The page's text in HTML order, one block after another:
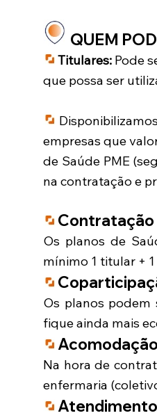
QUEM
Titulares: Pode
que possa ser
empresas que
de Saúde PME
na contratação e
Contratação
Os planos de
mínimo 1 titular +
Os planos podem
fique ainda mais
Acomodação
Na hora de
enfermaria
Atendimento